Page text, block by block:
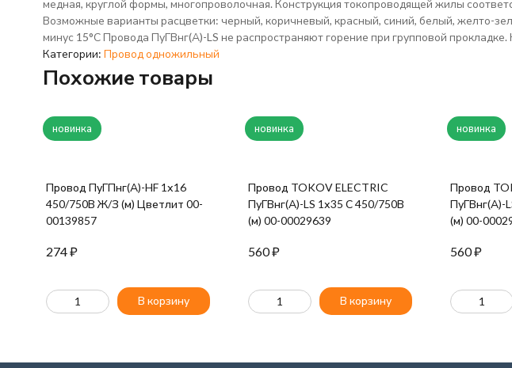
медная, круглой формы, многопроволочная. Конструкция токопроводящей жилы
Возможные варианты расцветки: черный, коричневый, красный, синий, белый, желто-
минус 15°С Провода ПуГВнг(А)-LS не распространяют горение при групповой
Категории: Провод одножильный
Похожие товары
новинка
Провод ПуГПнг(А)-HF 1х16
450/750В Ж/З (м) Цветлит 00-
00139857
274₽
В корзину
новинка
Провод TOKOV ELECTRIC
ПуГВнг(А)-LS 1х35 С 450/750В
(м) 00-00029639
560₽
В корзину
новинка
Провод
ПуГВнг(А)-
(м) 00-
560₽